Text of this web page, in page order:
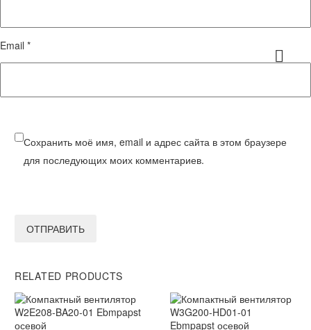
Email *
Сохранить моё имя, email и адрес сайта в этом браузере
для последующих моих комментариев.
ОТПРАВИТЬ
RELATED PRODUCTS